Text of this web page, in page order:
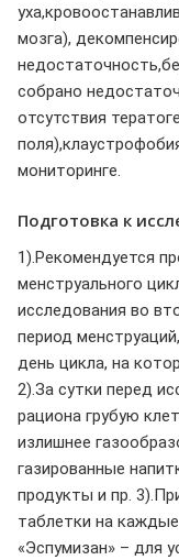
мозга),
собрано
отсутствия
мониторинге.
Подготовка к
1).Рекомендуется
менструального
исследования во
период
день цикла, на
2).За сутки перед
рациона грубую
излишнее
газированные
продукты и пр.
таблетки на
«Эспумизан» – для